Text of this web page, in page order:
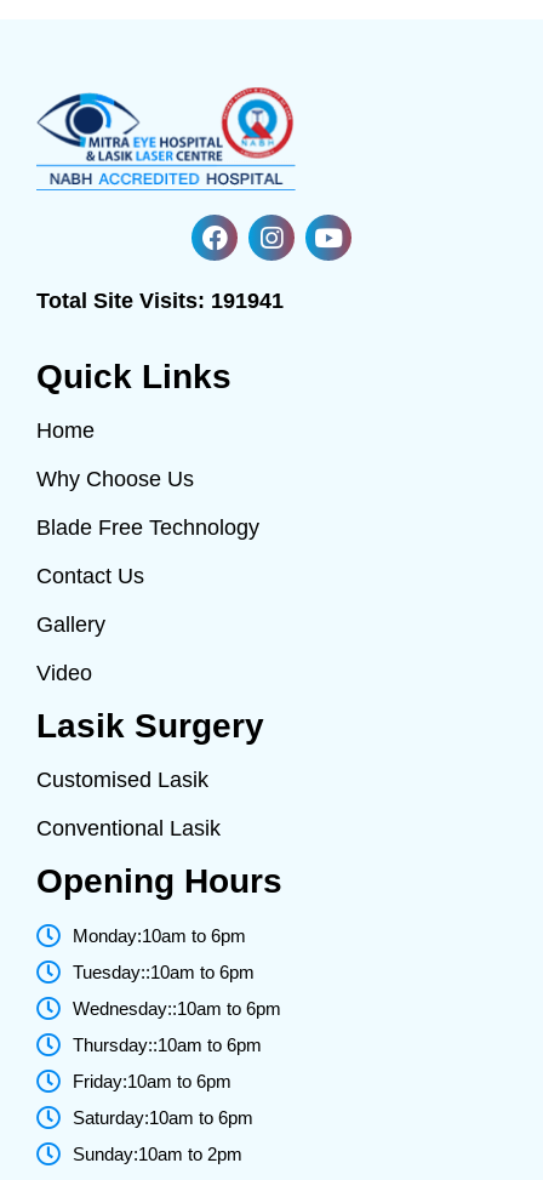
Total Site Visits: 191941
Quick Links
Home
Why Choose Us
Blade Free Technology
Contact Us
Gallery
Video
Lasik Surgery
Customised Lasik
Conventional Lasik
Opening Hours
Monday:10am to 6pm
Tuesday::10am to 6pm
Wednesday::10am to 6pm
Thursday::10am to 6pm
Friday:10am to 6pm
Saturday:10am to 6pm
Sunday:10am to 2pm